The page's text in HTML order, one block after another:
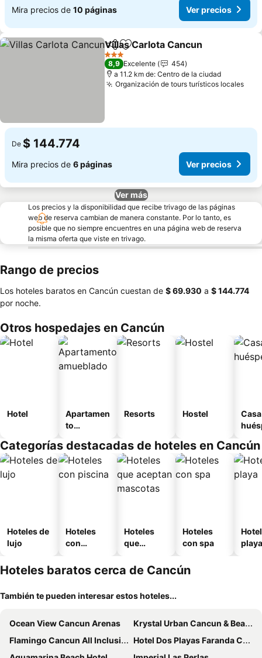
Mira precios de 10 páginas Ver precios
CompartirAgregar a favoritos
Villas Carlota Cancun
3 Estrellas
8,9 Excelente
454
a 11.2 km de: Centro de la ciudad
Organización de tours turísticos localesVer
De $ 144.774
Mira precios de 6 páginas Ver precios
Ver más
Los precios y la disponibilidad que recibe trivago de las páginas
web de reserva cambian de manera constante. Por lo tanto, es
posible que no siempre encuentres en una página web de reserva
la misma oferta que viste en trivago.
Rango de precios
Los hoteles baratos en Cancún cuestan de ‎$ 69.930 a ‎$ 144.774
por noche.
Otros hospedajes en Cancún
Hotel
Apartamen
to
o
Resorts Hostel
Categorías destacadas de hoteles en Cancún
Hoteles de
lujo
Hoteles
con
Hoteles
que
mascotas
Hoteles
con spa
playa
Hoteles baratos cerca de Cancún
También te pueden interesar estos hoteles...
Ocean View Cancun Arenas
Krystal Urban Cancun & Beach Club
Flamingo Cancun All Inclusive
Hotel Dos Playas Faranda Cancún